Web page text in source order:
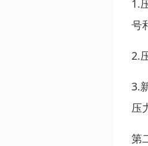
1.
号
2.
3.
压
第